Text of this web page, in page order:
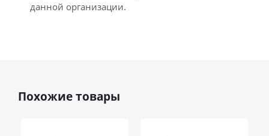
данной организации.
Похожие товары